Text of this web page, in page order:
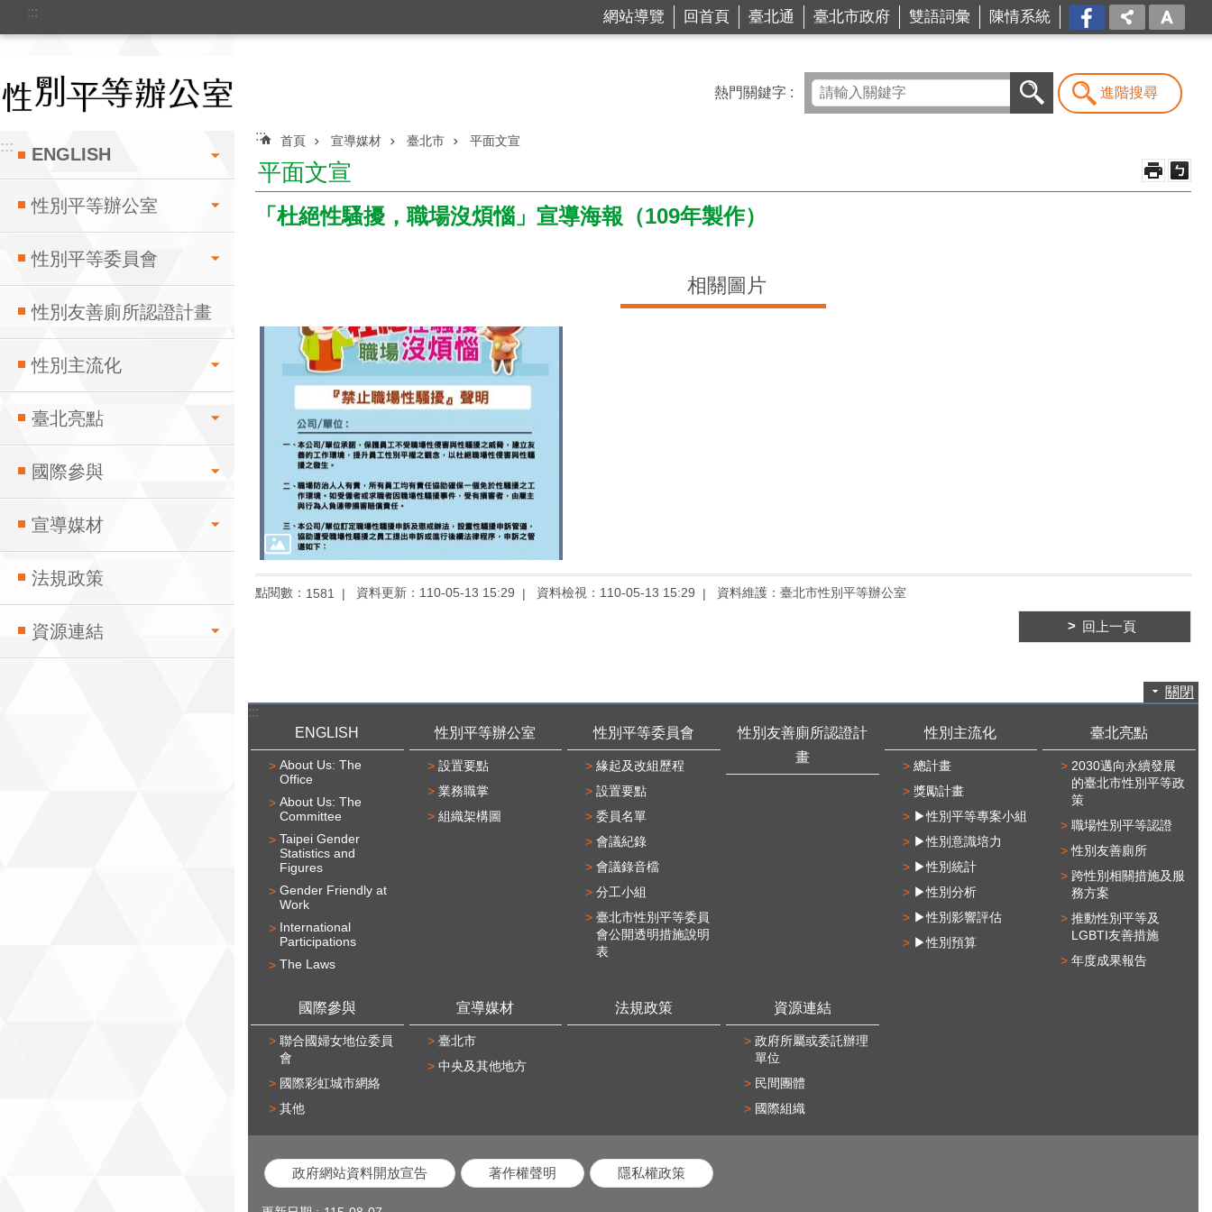
跳到主要內容區塊
::: 網站導覽 回首頁 臺北通 臺北市政府 雙語詞彙 陳情系統
台北
市商
我是
商Ya
人
::: ENGLISH
性別平等辦公室
性別平等委員會
性別友善廁所認證計畫
性別主流化
臺北亮點
國際參與
宣導媒材
法規政策
資源連結
熱門關鍵字 進階搜尋
::: 首頁 宣導媒材 臺北市 平面文宣
平面文宣
「杜絕性騷擾，職場沒煩惱」宣導海報（109年製作）
相關圖片
點閱數： 1581 資料更新：110-05-13 15:29 資料檢視：110-05-13 15:29 資料維護：臺北市性別平等辦公室
回上一頁
關閉
:::
ENGLISH
About Us: The
Office
About Us: The
Committee
Taipei Gender
Statistics and
Figures
Gender Friendly at
Work
International
Participations
The Laws
性別平等辦公室
設置要點
業務職掌
組織架構圖
性別平等委員會
緣起及改組歷程
設置要點
委員名單
會議紀錄
會議錄音檔
分工小組
臺北市性別平等委員
會公開透明措施說明
表
性別友善廁所認證計
畫
性別主流化
總計畫
獎勵計畫
▶性別平等專案小組
▶性別意識培力
▶性別統計
▶性別分析
▶性別影響評估
▶性別預算
臺北亮點
2030邁向永續發展
的臺北市性別平等政
策
職場性別平等認證
性別友善廁所
跨性別相關措施及服
務方案
推動性別平等及
LGBTI友善措施
年度成果報告
國際參與
聯合國婦女地位委員
會
國際彩虹城市網絡
其他
宣導媒材
臺北市
中央及其他地方
法規政策 資源連結
政府所屬或委託辦理
單位
民間團體
國際組織
政府網站資料開放宣告 著作權聲明 隱私權政策